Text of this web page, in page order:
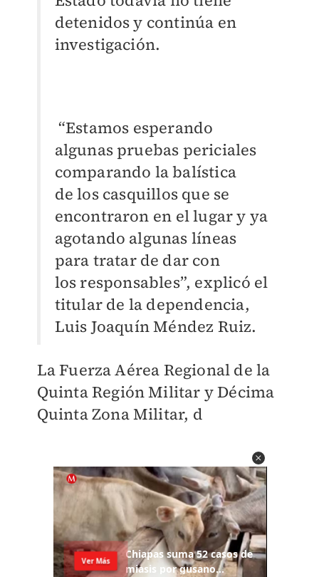
detenidos y continúa en
investigación.
“Estamos esperando
algunas pruebas periciales
comparando la balística
delos casquillos que se
encontraron en el lugar y ya
agotando algunas líneas
para tratar de dar con
losresponsables”, explicó el
titular de la dependencia,
Luis JoaquínMéndez Ruiz.
La Fuerza Aérea Regional de la
Quinta Región Militar y Décima
Quinta Zona Militar, d